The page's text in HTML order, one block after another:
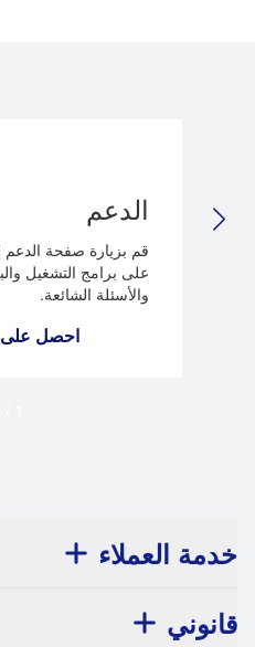
الدعم
قم بزيارة صفحة الدعم
على برامج التشغيل
والأسئلة الشائعة.
احصل على
NEXT SLIDE
خدمة العملاء
قانوني